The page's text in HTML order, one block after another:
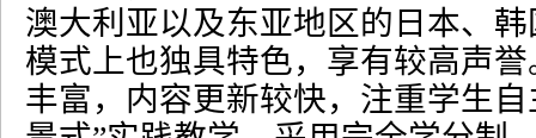
澳大利亚以及东亚地区的日本、
模式上也独具特色，享有较高声
丰富，内容更新较快，注重学生